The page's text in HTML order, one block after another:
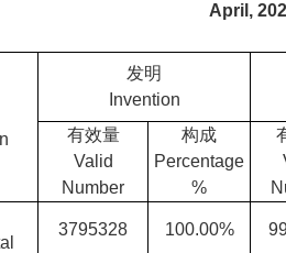
April,
发明
Invention
有效量
Valid
Number
构成
Percentage
%
3795328 100.00%